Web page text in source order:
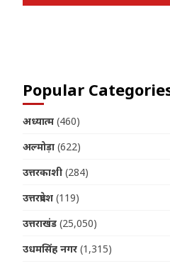
Popular
अध्यात्म (460)
अल्मोड़ा (622)
उत्तरकाशी (284)
उत्तरप्रदेश (119)
उत्तराखंड (25,050)
उधमसिंह नगर (1,315)